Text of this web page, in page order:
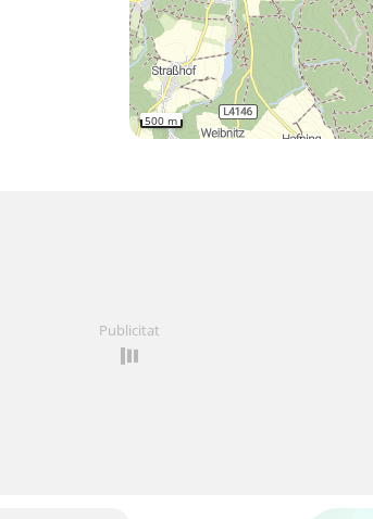
500 m
Publicitat